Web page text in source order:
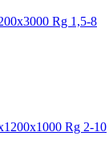
Rg 1,5-8